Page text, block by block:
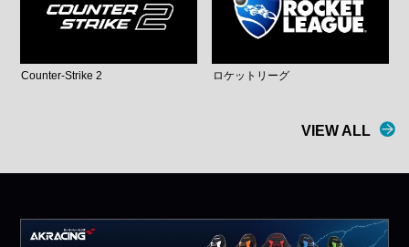
Counter-Strike 2 ロケットリーグ
VIEW ALL